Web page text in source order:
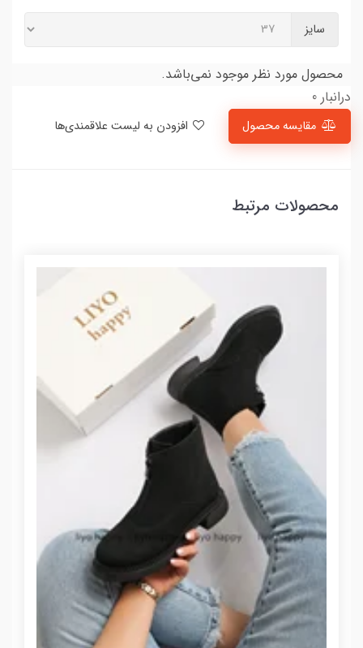
سایز
محصول مورد نظر موجود نمی‌باشد.
درانبار 0
مقایسه محصول
محصولات مرتبط